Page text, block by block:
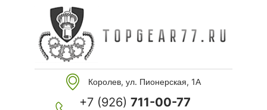
Королев, ул. Пионерская, 1А
+7 (926) 711-00-77